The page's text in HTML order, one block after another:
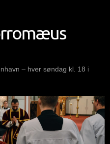
– hver søndag kl. 18 i